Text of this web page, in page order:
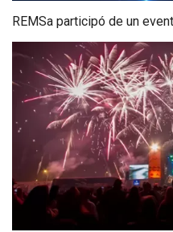
REMSa participó de un